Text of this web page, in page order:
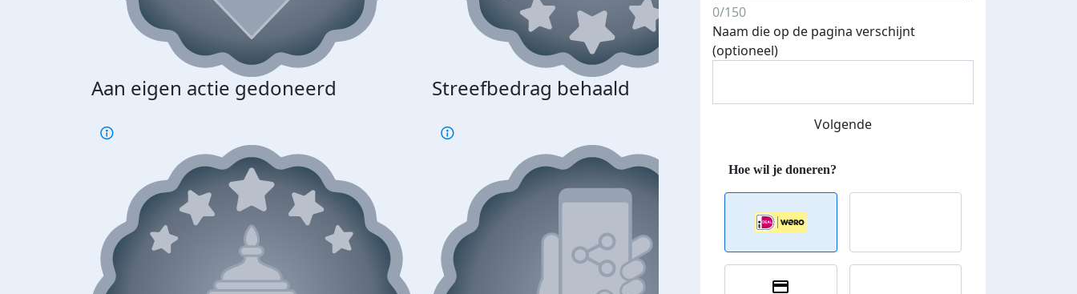
Aan eigen actie gedoneerd Streefbedrag behaald
0/150
Naam die op de pagina verschijnt
(optioneel)
Volgende